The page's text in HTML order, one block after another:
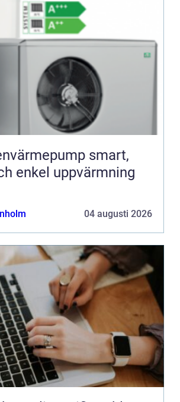
smart,
enkel uppvärmning
04 augusti 2026